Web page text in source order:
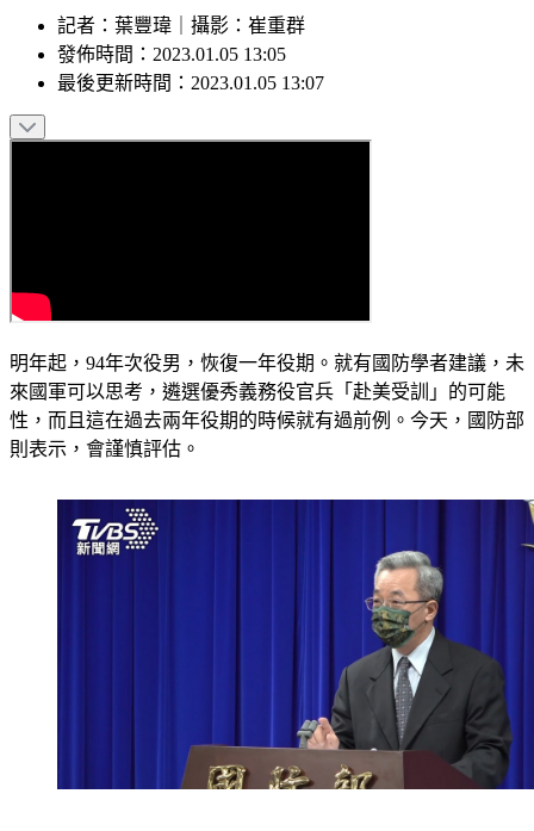
記者：葉豐瑋｜攝影：崔重群
發佈時間：2023.01.05 13:05
明年起，94年次役男，恢復一年役期。就有國防學者建議，未
來國軍可以思考，遴選優秀義務役官兵「赴美受訓」的可能
性，而且這在過去兩年役期的時候就有過前例。今天，國防部